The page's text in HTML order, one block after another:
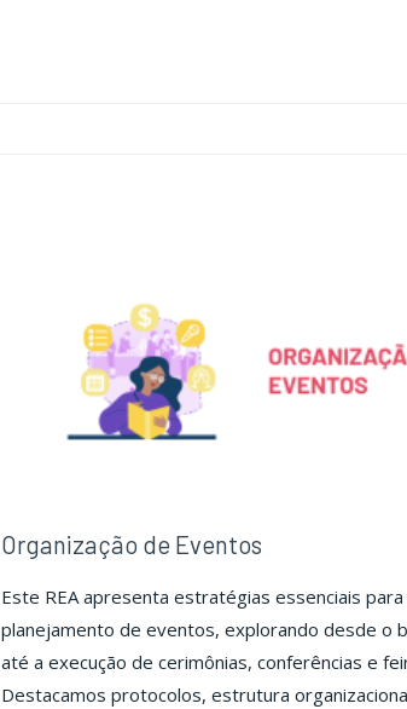
Organização de Eventos
Este REA apresenta estratégias essenciais
planejamento de eventos, explorando desde o
até a execução de cerimônias, conferências e
Destacamos protocolos, estrutura